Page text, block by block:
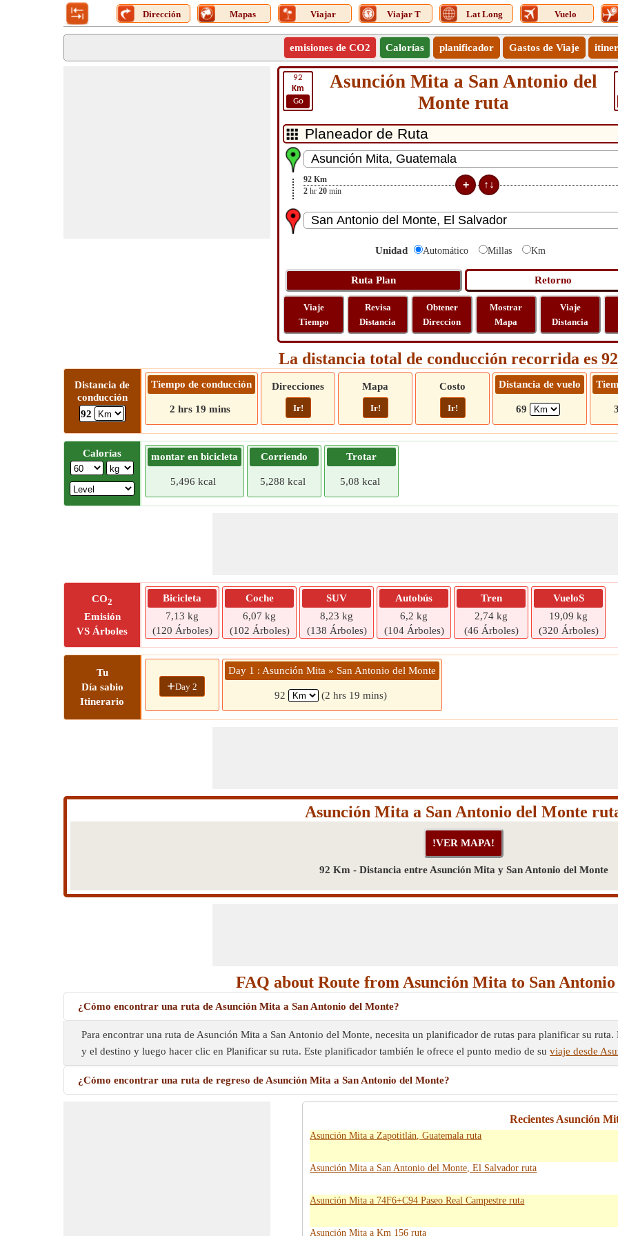
Dirección Mapas Viajar Viajar T Lat Long Vuelo
emisiones de CO2 Calorías planificador Gastos de Viaje
92
Km
Go
Asunción Mita a San Antonio del
Monte ruta
92 Km
2 hr 20 min
Unidad Automático Millas Km
Viaje
Tiempo
Revisa
Distancia
Obtener
Direccion
Mostrar
Mapa
Viaje
Distancia
La distancia total de conducción recorrida es
Distancia de
conducción
92
Tiempo de conducción
2 hrs 19 mins
Direcciones
Ir!
Mapa
Ir!
Costo
Ir!
Distancia de vuelo
69
Calorías montar en bicicleta
5,496 kcal
Corriendo
5,288 kcal
Trotar
5,08 kcal
CO2
Emisión
VS Árboles
Bicicleta
7,13 kg
(120 Árboles)
Coche
6,07 kg
(102 Árboles)
SUV
8,23 kg
(138 Árboles)
Autobús
6,2 kg
(104 Árboles)
Tren
2,74 kg
(46 Árboles)
VueloS
19,09 kg
(320 Árboles)
Tu
Día sabio
Itinerario
+Day 2
Day 1 : Asunción Mita » San Antonio del Monte
92 (2 hrs 19 mins)
Asunción Mita a San Antonio del Monte
92 Km - Distancia entre Asunción Mita y San Antonio del Monte
FAQ about Route from Asunción Mita to San
¿Cómo encontrar una ruta de Asunción Mita a San Antonio del Monte?
Para encontrar una ruta de Asunción Mita a San Antonio del Monte, necesita un planificador de rutas para planificar su
y el destino y luego hacer clic en Planificar su ruta. Este planificador también le ofrece el punto medio de su viaje desde
¿Cómo encontrar una ruta de regreso de Asunción Mita a San Antonio del Monte?
Recientes Asunción
Asunción Mita a Zapotitlán, Guatemala ruta
Asunción Mita a San Antonio del Monte, El Salvador ruta
Asunción Mita a 74F6+C94 Paseo Real Campestre ruta
Asunción Mita a Km 156 ruta